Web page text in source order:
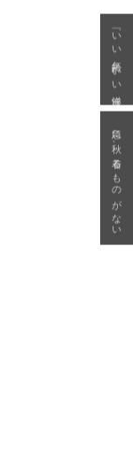
「いい年齢 いい洋服」
急に秋、着るものがない